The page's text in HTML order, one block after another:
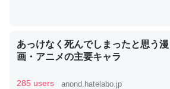
論文では「淡水はカルシウムも酸素も
利だから両方が拮抗してるのでは」
いる鋏角類（カブトガニ・ウミグモ）
あっけなく死んでしまったと思う漫
画・アニメの主要キャラ
285 users anond.hatelabo.jp